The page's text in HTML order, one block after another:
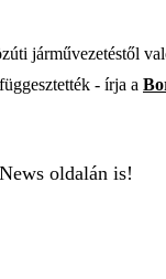
járművezetéstől
- írja a
oldalán is!